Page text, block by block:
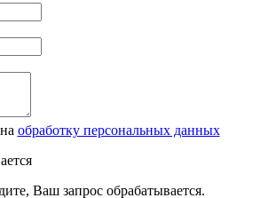
обработку персональных данных
Ваш запрос обрабатывается.